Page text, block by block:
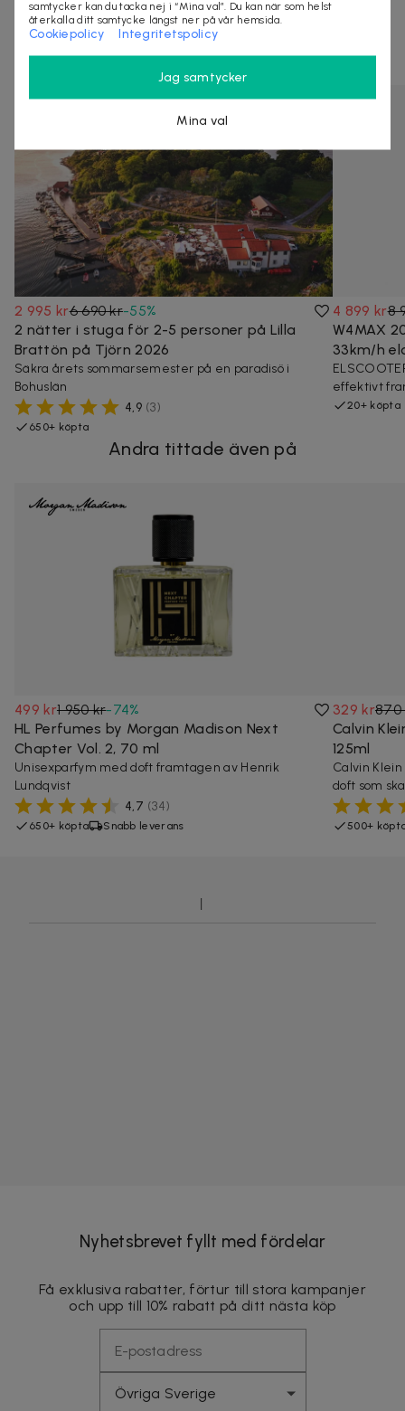
Andra som kollat på dealen ovan tittar även
på
2 995 kr6 690 kr-55%
2 nätter i stuga för 2-5 personer på Lilla
Brattön på Tjörn 2026
Säkra årets sommarsemester på en paradisö i
Bohuslän
4,9 (3)
650+ köpta
4 899 kr8
W4MAX
33km/h
effektivt
20+ köpta
Andra tittade även på
499 kr1 950 kr-74%
HL Perfumes by Morgan Madison Next
Chapter Vol. 2, 70 ml
Unisexparfym med doft framtagen av Henrik
Lundqvist
4,7 (34)
650+ köpta Snabb leverans
329 kr870
Calvin
125ml
Calvin
doft som
500+
Nyhetsbrevet fyllt med fördelar
Få exklusiva rabatter, förtur till stora kampanjer
och upp till 10% rabatt på ditt nästa köp
samtycker kan du tacka nej i “Mina val”. Du kan när som helst
återkalla ditt samtycke längst ner på vår hemsida.
Cookiepolicy Integritetspolicy
Jag samtycker
Mina val